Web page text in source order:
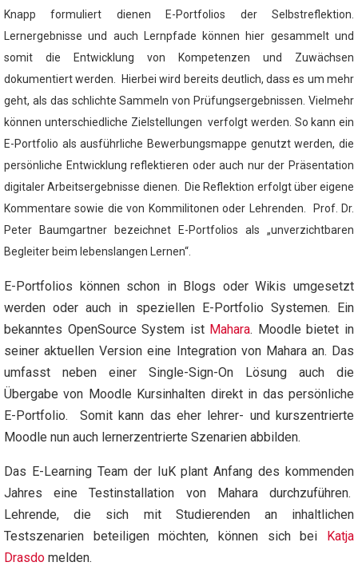
Knapp formuliert dienen E-Portfolios der Selbstreflektion.
Lernergebnisse und auch Lernpfade können hier gesammelt und
somit die Entwicklung von Kompetenzen und Zuwächsen
dokumentiert werden. Hierbei wird bereits deutlich, dass es um mehr
geht, als das schlichte Sammeln von Prüfungsergebnissen. Vielmehr
können unterschiedliche Zielstellungen verfolgt werden. So kann ein
E-Portfolio als ausführliche Bewerbungsmappe genutzt werden, die
persönliche Entwicklung reflektieren oder auch nur der Präsentation
digitaler Arbeitsergebnisse dienen. Die Reflektion erfolgt über eigene
Kommentare sowie die von Kommilitonen oder Lehrenden. Prof. Dr.
Peter Baumgartner bezeichnet E-Portfolios als „unverzichtbaren
Begleiter beim lebenslangen Lernen“.
E-Portfolios können schon in Blogs oder Wikis umgesetzt
werden oder auch in speziellen E-Portfolio Systemen. Ein
bekanntes OpenSource System ist Mahara. Moodle bietet in
seiner aktuellen Version eine Integration von Mahara an. Das
umfasst neben einer Single-Sign-On Lösung auch die
Übergabe von Moodle Kursinhalten direkt in das persönliche
E-Portfolio. Somit kann das eher lehrer- und kurszentrierte
Moodle nun auch lernerzentrierte Szenarien abbilden.
Das E-Learning Team der IuK plant Anfang des kommenden
Jahres eine Testinstallation von Mahara durchzuführen.
Lehrende, die sich mit Studierenden an inhaltlichen
Testszenarien beteiligen möchten, können sich bei Katja
Drasdo melden.